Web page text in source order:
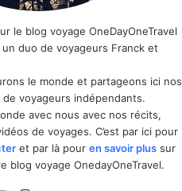
le blog voyage OneDayOneTravel
duo de voyageurs Franck et
le monde et partageons ici nos
voyageurs indépendants.
avec nous avec nos récits,
de voyages. C’est par ici pour
et par là pouren savoir plus sur
blog voyage OnedayOneTravel.